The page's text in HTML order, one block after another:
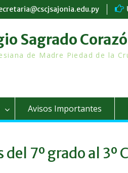
Sagrado
de Madre Piedad de la
Avisos Importantes
del 7º grado al 3º